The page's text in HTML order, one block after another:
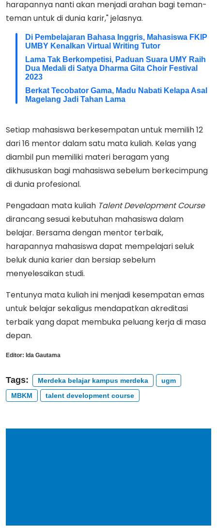
harapannya nanti akan menjadi arahan bagi teman-
teman untuk di dunia karir," jelasnya.
Di Pembelajaran Bahasa Inggris, Mahasiswa FKIP
UMBY Kenalkan Virtual Writing Tutor
Lama Tak Berkompetisi, Paduan Suara UMY Raih
Dua Medali di Satya Dharma Gita Choir Festival
2023
Berkat Tecobator Gama, Madu Nabati Kelapa Asal
Magelang Jadi Tahan Lama
Setiap mahasiswa berkesempatan untuk memilih 12
dari 16 mentor dalam satu mata kuliah. Kelas yang
diambil pun memiliki materi beragam yang
dikhususkan bagi mahasiswa sebelum berkecimpung
di dunia profesional.
Pengadaan mata kuliah Talent Development Course
dirancang sesuai kebutuhan mahasiswa dalam
belajar. Bersama dengan mentor terbaik,
harapannya mahasiswa dapat mempelajari seluk
beluk dunia karier dan bersiap sebelum
menyelesaikan studi.
Tentunya mata kuliah ini menjadi kesempatan emas
untuk belajar sekaligus mendapatkan akreditasi
terbaik yang dapat membuka peluang kerja di masa
depan.
Editor: Ida Gautama
Tags: Merdeka belajar kampus merdeka
ugm
MBKM
talent development course